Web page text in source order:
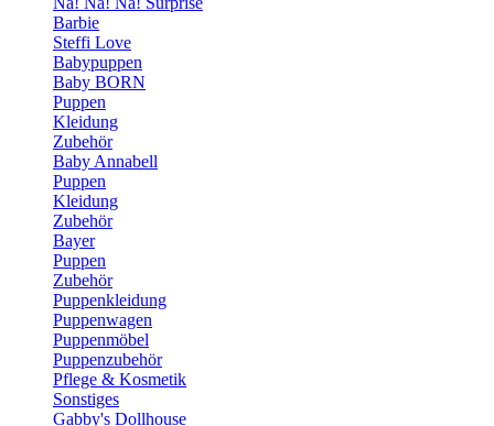
Barbie
Steffi Love
Babypuppen
Baby BORN
Puppen
Kleidung
Zubehör
Baby Annabell
Puppen
Kleidung
Zubehör
Bayer
Puppen
Zubehör
Puppenkleidung
Puppenwagen
Puppenmöbel
Puppenzubehör
Pflege & Kosmetik
Sonstiges
Gabby's Dollhouse